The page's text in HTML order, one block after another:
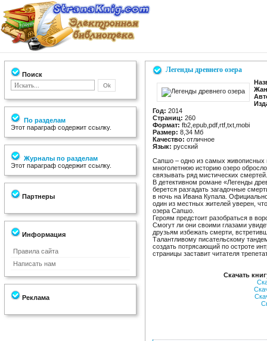
Поиск
По разделам
Этот параграф содержит ссылку.
Журналы по разделам
Этот параграф содержит ссылку.
Партнеры
Информация
Правила сайта
Написать нам
Реклама
Легенды древнего озера
Год: 2014
Страниц: 260
Формат: fb2,epub,pdf,rtf,txt,mobi
Размер: 8,34 Мб
Качество: отличное
Язык: русский
Сапшо – одно из самых живописных
многолетнюю историю озеро
связывать ряд мистических смертей.
В детективном романе «Легенды
берется разгадать загадочные
в ночь на Ивана Купала.
один из местных жителей уверен,
озера Сапшо.
Героям предстоит разобраться в
Смогут ли они своими глазами
друзьям избежать смерти,
Талантливому писательскому
создать потрясающий по остроте
страницы заставит читателя
Скачать